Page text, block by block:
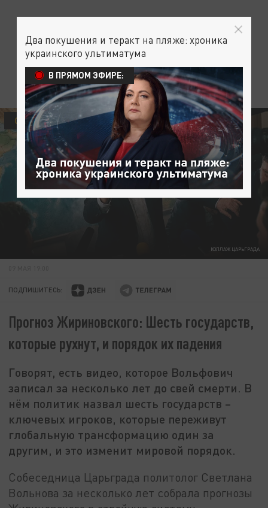
КОЛЛАЖ ЦАРЬГРАДА
ОБЩЕСТВО
ПОДПИШИТЕСЬ:
Прогноз Жириновского: Шесть государств,
которые рухнут, и порядок их падения
Говорят, есть видео, которое Вольфович
записал за несколько лет до свей смерти. В
нём политик назвал шесть государств –
ключевых игроков, которые переживут
глобальную трансформацию один за
другим, и это изменит мировой порядок.
Собеседница Царьграда политолог Светлана
Вольнова за несколько лет собрала прогнозы
Два покушения и теракт на пляже: хроника
украинского ультиматума
В ПРЯМОМ ЭФИРЕ: